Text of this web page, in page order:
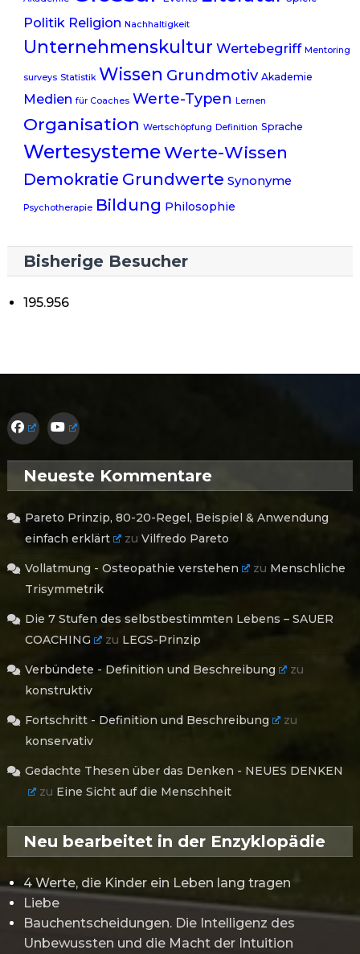
Politik Religion Nachhaltigkeit
Unternehmenskultur Wertebegriff Mentoring
surveys Statistik Wissen Grundmotiv Akademie
Medien für Coaches Werte-Typen Lernen
Organisation Wertschöpfung Definition Sprache
WertesystemeWerte-Wissen
Demokratie Grundwerte Synonyme
Psychotherapie Bildung Philosophie
Bisherige Besucher
195.956
Neueste Kommentare
Pareto Prinzip, 80-20-Regel, Beispiel & Anwendung
einfach erklärt
zuVilfredo Pareto
Vollatmung - Osteopathie verstehen zu Menschliche
Trisymmetrik
Die 7 Stufen des selbstbestimmten Lebens – SAUER
COACHING
zu LEGS-Prinzip
Verbündete - Definition und Beschreibung
zu
konstruktiv
Fortschritt - Definition und Beschreibung
zu
konservativ
Gedachte Thesen über das Denken - NEUES DENKEN
zu Eine Sicht auf die Menschheit
Neu bearbeitet in der Enzyklopädie
4 Werte, die Kinder ein Leben lang tragen
Liebe
Bauchentscheidungen. Die Intelligenz des
Unbewussten und die Macht der Intuition